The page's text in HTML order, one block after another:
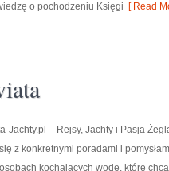
o pochodzeniu Księgi [ Read
Jachty.pl – Rejsy, Jachty i Pasja
z konkretnymi poradami i
kochających wodę, które